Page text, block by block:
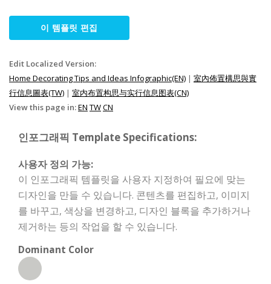
이 템플릿 편집
Edit Localized Version:
Home Decorating Tips and Ideas Infographic(EN) | 室內佈置構思與實
行信息圖表(TW) | 室内布置构思与实行信息图表(CN)
View this page in:EN TWCN
인포그래픽 Template Specifications:
사용자 정의 가능:
이 인포그래픽 템플릿을 사용자 지정하여 필요에 맞는
디자인을 만들 수 있습니다. 콘텐츠를 편집하고, 이미지
를 바꾸고, 색상을 변경하고, 디자인 블록을 추가하거나
제거하는 등의 작업을 할 수 있습니다.
Dominant Color